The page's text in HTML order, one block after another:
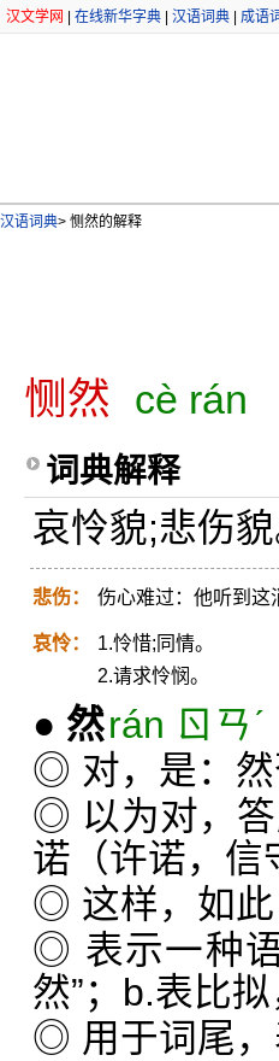
汉文学网 在线新华字典 汉语词典 成语
汉语词典> 恻然的解释
恻然 cè rán
词典解释
哀怜貌;悲伤貌
悲伤： 伤心难过：他听到这
哀怜：
1.怜惜;同情。
2.请求怜悯。
● 然rán ㄖㄢˊ
◎ 对，是：然
◎ 以为对，答
诺（许诺，信
◎ 这样，如此
◎ 表示一种
然”；b.表比
◎ 用于词尾，